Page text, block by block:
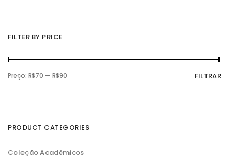
FILTER BY PRICE
P
r
o
n
i
P
r
o
x
i
FILTRAR
Preço: R$70 — R$90
PRODUCT CATEGORIES
Coleção Acadêmicos